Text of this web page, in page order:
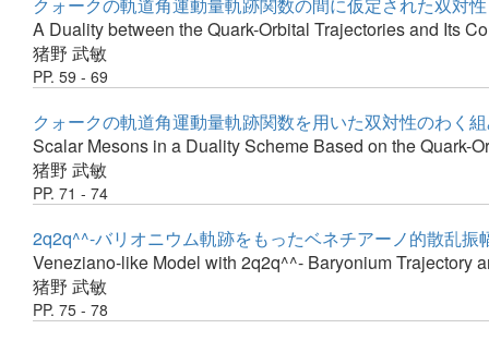
A Duality between the Quark-Orbital Trajectories and Its
猪野 武敏
PP. 59 - 69
クォークの軌道角運動量軌跡関数を用いた双対性のわく
Scalar Mesons in a Duality Scheme Based on the Quark-
猪野 武敏
PP. 71 - 74
2q2q^^-バリオニウム軌跡をもったベネチアーノ的散乱振
Veneziano-like Model with 2q2q^^- Baryonium Trajectory
猪野 武敏
PP. 75 - 78